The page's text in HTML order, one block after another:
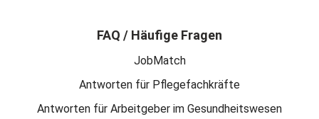
FAQ / Häufige Fragen
JobMatch
Antworten für Pflegefachkräfte
Antworten für Arbeitgeber im Gesundheitswesen